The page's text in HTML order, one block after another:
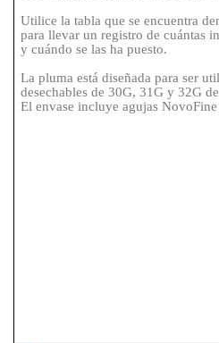
Utilice la tabla que se encuentra
para llevar un registro de cuántas
y cuándo se las ha puesto.
La pluma está diseñada para ser
desechables de 30G, 31G y 32G
El envase incluye agujas NovoFine